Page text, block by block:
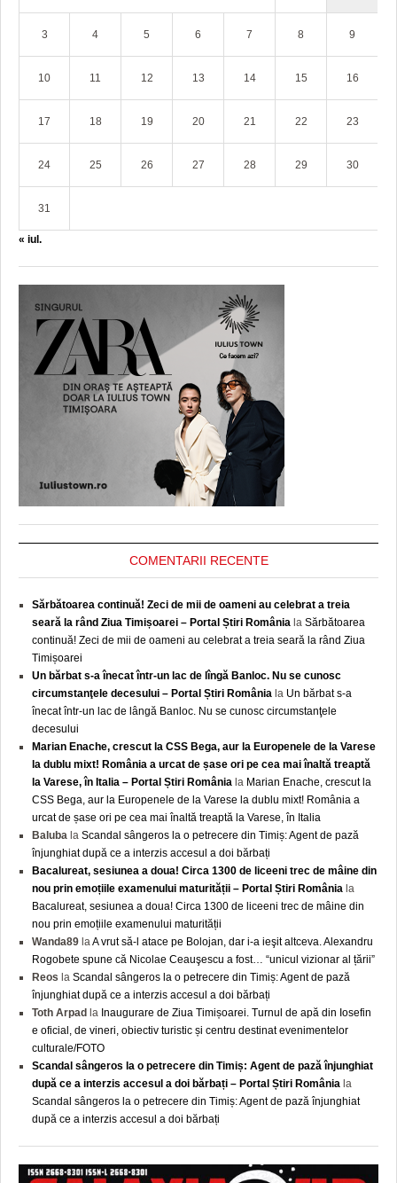
3 4 5 6 7 8 9
10 11 12 13 14 15 16
17 18 19 20 21 22 23
24 25 26 27 28 29 30
31
« iul.
COMENTARII RECENTE
Sărbătoarea continuă! Zeci de mii de oameni au celebrat a treia
seară la rând Ziua Timișoarei – Portal Știri România la Sărbătoarea
continuă! Zeci de mii de oameni au celebrat a treia seară la rând Ziua
Timișoarei
Un bărbat s-a înecat într-un lac de lîngă Banloc. Nu se cunosc
circumstanţele decesului – Portal Știri România la Un bărbat s-a
înecat într-un lac de lângă Banloc. Nu se cunosc circumstanţele
decesului
Marian Enache, crescut la CSS Bega, aur la Europenele de la Varese
la dublu mixt! România a urcat de șase ori pe cea mai înaltă treaptă
la Varese, în Italia – Portal Știri România la Marian Enache, crescut la
CSS Bega, aur la Europenele de la Varese la dublu mixt! România a
urcat de șase ori pe cea mai înaltă treaptă la Varese, în Italia
Baluba la Scandal sângeros la o petrecere din Timiș: Agent de pază
înjunghiat după ce a interzis accesul a doi bărbați
Bacalureat, sesiunea a doua! Circa 1300 de liceeni trec de mâine din
nou prin emoțiile examenului maturității – Portal Știri România la
Bacalureat, sesiunea a doua! Circa 1300 de liceeni trec de mâine din
nou prin emoțiile examenului maturității
Wanda89 la A vrut să-l atace pe Bolojan, dar i-a ieşit altceva. Alexandru
Rogobete spune că Nicolae Ceauşescu a fost… “unicul vizionar al țării”
Reos la Scandal sângeros la o petrecere din Timiș: Agent de pază
înjunghiat după ce a interzis accesul a doi bărbați
Toth Arpad la Inaugurare de Ziua Timișoarei. Turnul de apă din Iosefin
e oficial, de vineri, obiectiv turistic și centru destinat evenimentelor
culturale/FOTO
Scandal sângeros la o petrecere din Timiș: Agent de pază înjunghiat
după ce a interzis accesul a doi bărbați – Portal Știri România la
Scandal sângeros la o petrecere din Timiș: Agent de pază înjunghiat
după ce a interzis accesul a doi bărbați